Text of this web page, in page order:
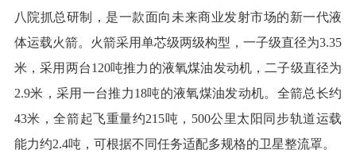
八院抓总研制，是一款面向未来商业发射市场的新一代液
体运载火箭。火箭采用单芯级两级构型，一子级直径为3.35
米，采用两台120吨推力的液氧煤油发动机，二子级直径为
2.9米，采用一台推力18吨的液氧煤油发动机。全箭总长约
43米，全箭起飞重量约215吨，500公里太阳同步轨道运载
能力约2.4吨，可根据不同任务适配多规格的卫星整流罩。